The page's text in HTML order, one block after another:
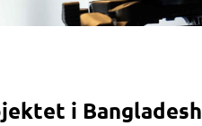
i Bangladesh